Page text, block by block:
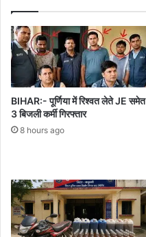
नाम
की
कोई
रह
गयी
है
BIHAR:- पूर्णिया में रिश्वत लेते JE समेत
3 बिजली कर्मी गिरफ्तार
8 hours ago